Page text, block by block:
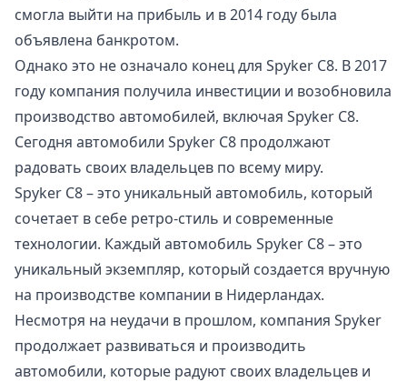
смогла выйти на прибыль и в 2014 году была
объявлена банкротом.
Однако это не означало конец для Spyker C8. В 2017
году компания получила инвестиции и возобновила
производство автомобилей, включая Spyker C8.
Сегодня автомобили Spyker C8 продолжают
радовать своих владельцев по всему миру.
Spyker C8 – это уникальный автомобиль, который
сочетает в себе ретро-стиль и современные
технологии. Каждый автомобиль Spyker C8 – это
уникальный экземпляр, который создается вручную
на производстве компании в Нидерландах.
Несмотря на неудачи в прошлом, компания Spyker
продолжает развиваться и производить
автомобили, которые радуют своих владельцев и